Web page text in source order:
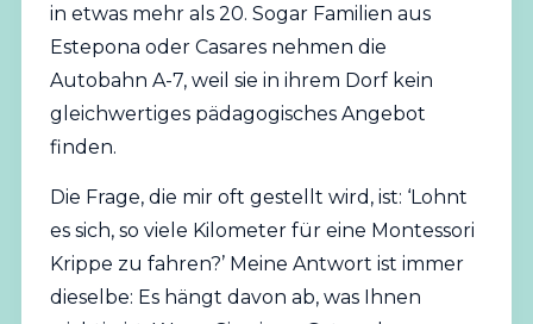
in etwas mehr als 20. Sogar Familien aus
Estepona oder Casares nehmen die
Autobahn A-7, weil sie in ihrem Dorf kein
gleichwertiges pädagogisches Angebot
finden.
Die Frage, die mir oft gestellt wird, ist: ‘Lohnt
es sich, so viele Kilometer für eine Montessori
Krippe zu fahren?’ Meine Antwort ist immer
dieselbe: Es hängt davon ab, was Ihnen